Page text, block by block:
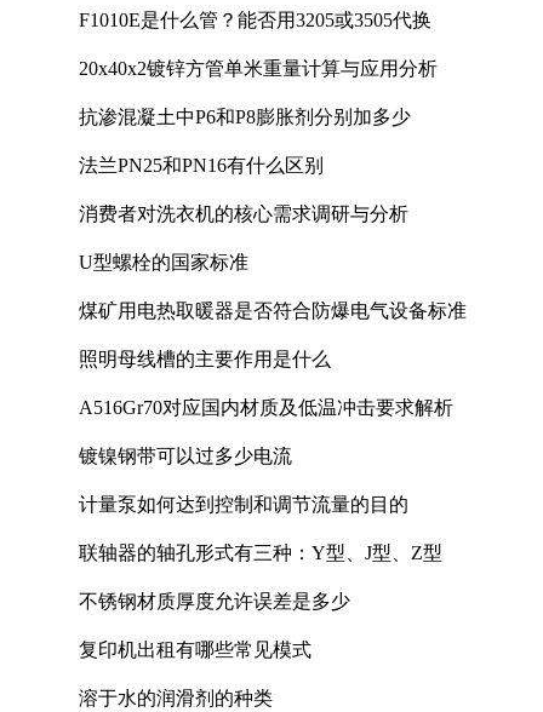
F1010E是什么管？能否用3205或3505代换
20x40x2镀锌方管单米重量计算与应用分析
抗渗混凝土中P6和P8膨胀剂分别加多少
法兰PN25和PN16有什么区别
消费者对洗衣机的核心需求调研与分析
U型螺栓的国家标准
煤矿用电热取暖器是否符合防爆电气设备标准
照明母线槽的主要作用是什么
A516Gr70对应国内材质及低温冲击要求解析
镀镍钢带可以过多少电流
计量泵如何达到控制和调节流量的目的
联轴器的轴孔形式有三种：Y型、J型、Z型
不锈钢材质厚度允许误差是多少
复印机出租有哪些常见模式
溶于水的润滑剂的种类